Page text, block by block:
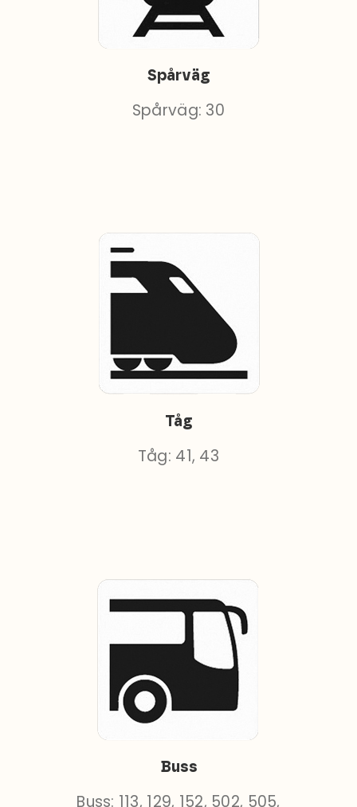
Spårväg
Spårväg: 30
Tåg
Tåg: 41, 43
Buss
Buss: 113, 129, 152, 502, 505,